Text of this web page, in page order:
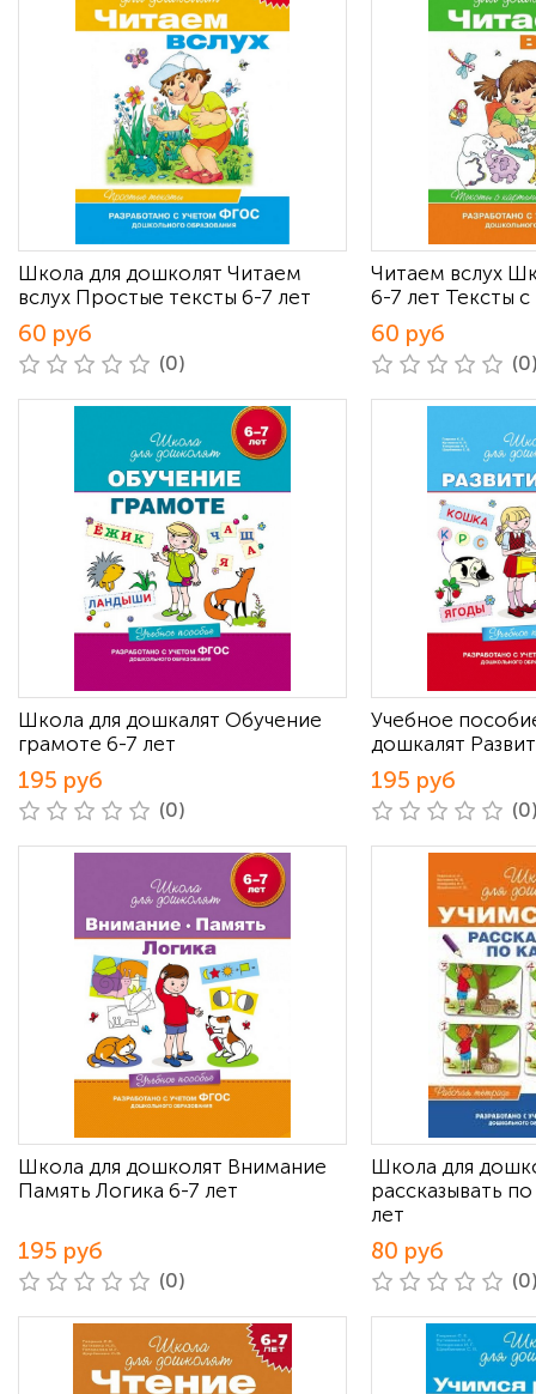
Школа для дошколят Читаем
вслух Простые тексты 6-7 лет
60 руб
(0)
Читаем вслух
6-7 лет Тексты
60 руб
Школа для дошкалят Обучение
грамоте 6-7 лет
195 руб
(0)
Учебное
дошкалят
195 руб
Школа для дошколят Внимание
Память Логика 6-7 лет
195 руб
(0)
Школа для
рассказывать
лет
80 руб